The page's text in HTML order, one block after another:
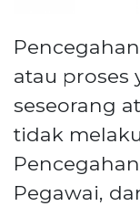
atau proses
seseorang
tidak
Pegawai,